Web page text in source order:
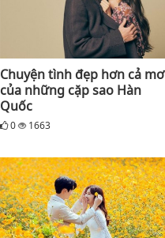
Chuyện tình đẹp hơn cả mơ
của những cặp sao Hàn
Quốc
0 1663